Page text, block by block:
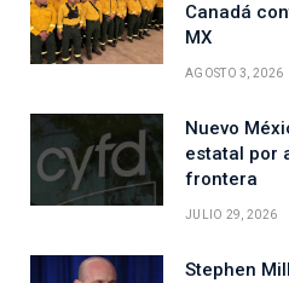
Canadá
MX
AGOSTO 3, 2026
Nuevo
estatal por
frontera
JULIO 29, 2026
Stephen